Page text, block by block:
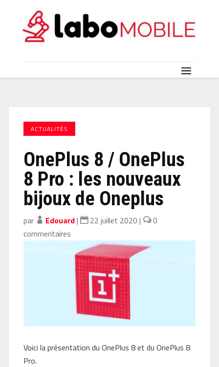
ACTUALITÉS
OnePlus 8 / OnePlus
8 Pro : les nouveaux
bijoux de Oneplus
par Edouard| 22 juillet 2020 |
0
commentaires
Voici la présentation du OnePlus 8 et du OnePlus 8
Pro.